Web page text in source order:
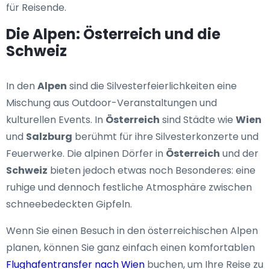
für Reisende.
Die Alpen: Österreich und die
Schweiz
In denAlpen sind die Silvesterfeierlichkeiten eine
Mischung aus Outdoor-Veranstaltungen und
kulturellen Events. In Österreich sind Städte wie Wien
und Salzburg berühmt für ihre Silvesterkonzerte und
Feuerwerke. Die alpinen Dörfer in Österreich und der
Schweiz bieten jedoch etwas noch Besonderes: eine
ruhige und dennoch festliche Atmosphäre zwischen
schneebedeckten Gipfeln.
Wenn Sie einen Besuch in den österreichischen Alpen
planen, können Sie ganz einfach einen komfortablen
Flughafentransfer nach Wien buchen, um Ihre Reise zu